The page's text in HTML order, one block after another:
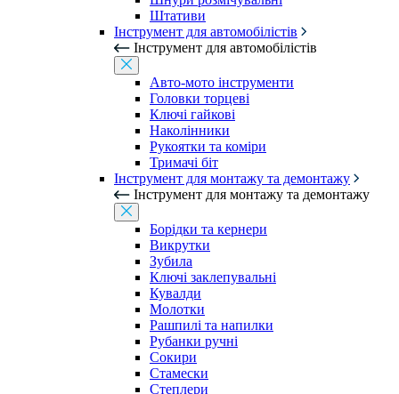
Штативи
Інструмент для автомобілістів
Інструмент для автомобілістів
Авто-мото інструменти
Головки торцеві
Ключі гайкові
Наколінники
Рукоятки та коміри
Тримачі біт
Інструмент для монтажу та демонтажу
Інструмент для монтажу та демонтажу
Борідки та кернери
Викрутки
Зубила
Ключі заклепувальні
Кувалди
Молотки
Рашпилі та напилки
Рубанки ручні
Сокири
Стамески
Степлери